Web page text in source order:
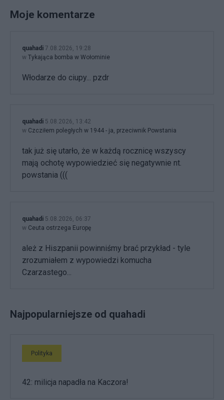
Moje komentarze
quahadi 7.08.2026, 19:28
w Tykająca bomba w Wołominie
Włodarze do ciupy... pzdr
quahadi 5.08.2026, 13:42
w Czcziłem poległych w 1944 - ja, przeciwnik Powstania
tak już się utarło, że w każdą rocznicę wszyscy
mają ochotę wypowiedzieć się negatywnie nt.
powstania (((
quahadi 5.08.2026, 06:37
w Ceuta ostrzega Europę
ależ z Hiszpanii powinniśmy brać przykład - tyle
zrozumiałem z wypowiedzi komucha
Czarzastego...
Najpopularniejsze od quahadi
Polityka
42: milicja napadła na Kaczora!